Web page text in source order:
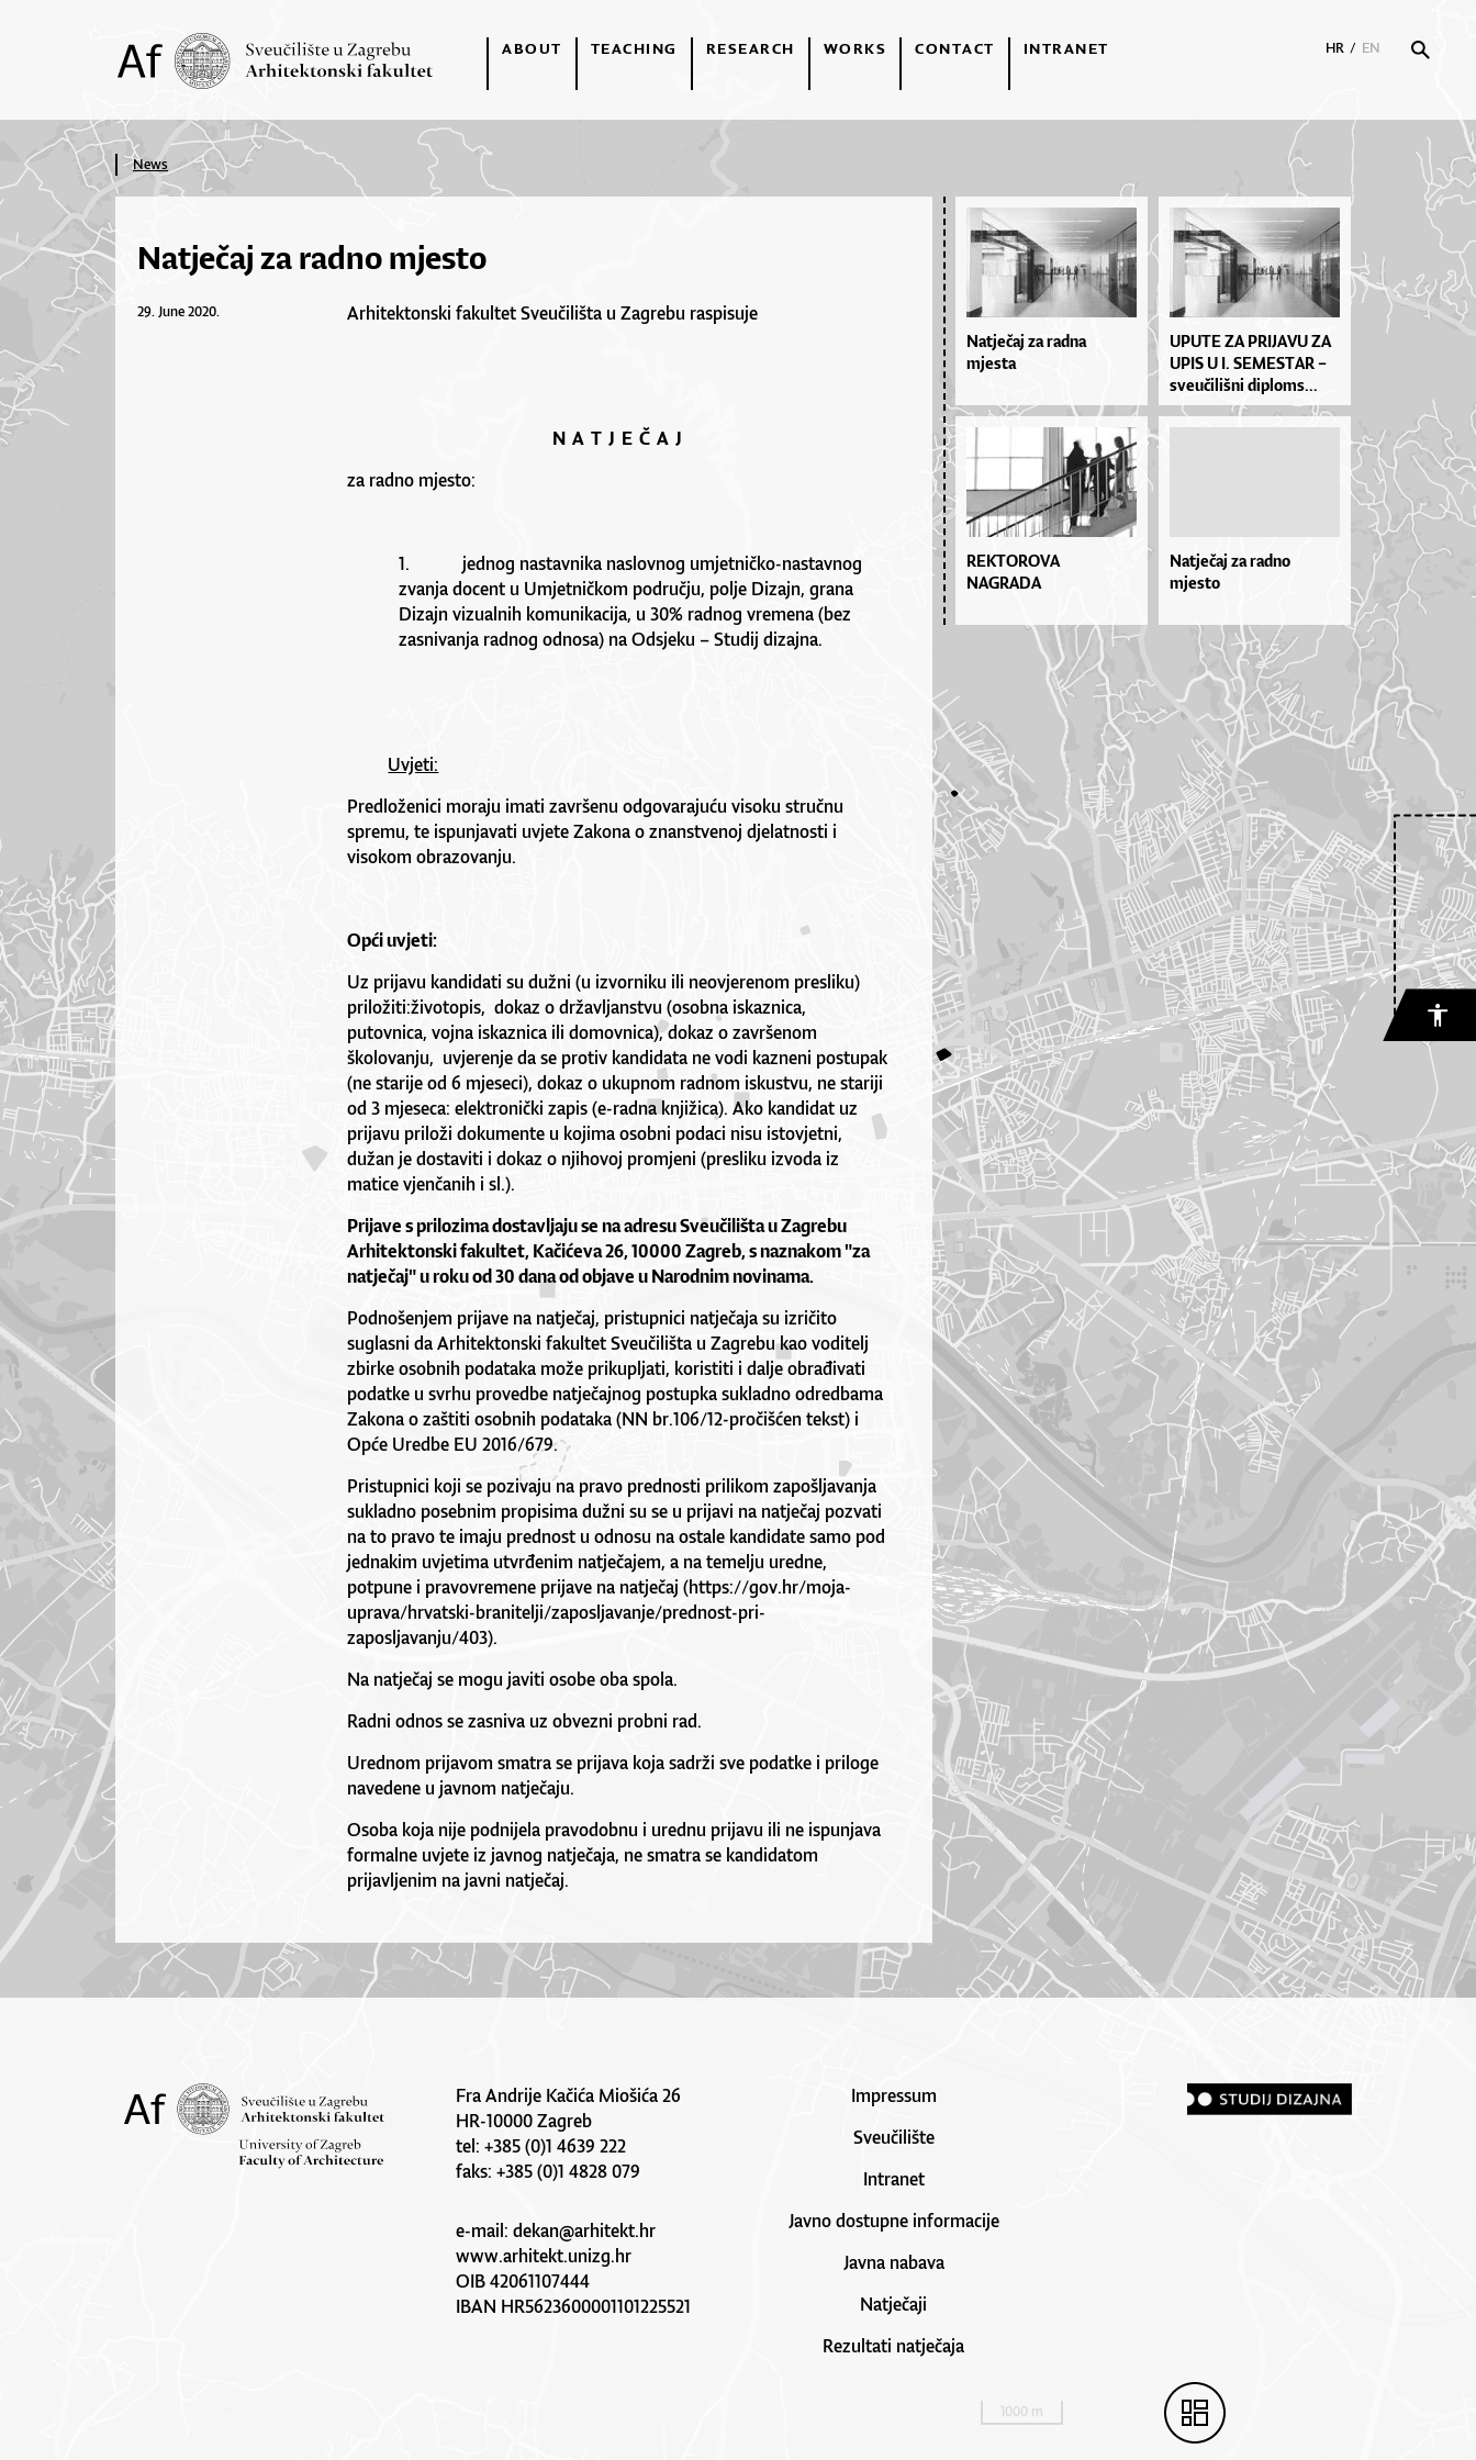
ABOUT TEACHING RESEARCH WORKS CONTACT INTRANET HR / EN
News
Natječaj za radno mjesto
29. June 2020. Arhitektonski fakultet Sveučilišta u Zagrebu raspisuje
N A T J E Č A J
za radno mjesto:
1. jednog nastavnika naslovnog umjetničko-nastavnog
zvanja docent u Umjetničkom području, polje Dizajn, grana
Dizajn vizualnih komunikacija, u 30% radnog vremena (bez
zasnivanja radnog odnosa) na Odsjeku – Studij dizajna.
Uvjeti:
Predloženici moraju imati završenu odgovarajuću visoku stručnu
spremu, te ispunjavati uvjete Zakona o znanstvenoj djelatnosti i
visokom obrazovanju.
Opći uvjeti:
Uz prijavu kandidati su dužni (u izvorniku ili neovjerenom presliku)
priložiti:životopis, dokaz o državljanstvu (osobna iskaznica,
putovnica, vojna iskaznica ili domovnica), dokaz o završenom
školovanju, uvjerenje da se protiv kandidata ne vodi kazneni postupak
(ne starije od 6 mjeseci), dokaz o ukupnom radnom iskustvu, ne stariji
od 3 mjeseca: elektronički zapis (e-radna knjižica). Ako kandidat uz
prijavu priloži dokumente u kojima osobni podaci nisu istovjetni,
dužan je dostaviti i dokaz o njihovoj promjeni (presliku izvoda iz
matice vjenčanih i sl.).
Prijave s prilozima dostavljaju se na adresu Sveučilišta u Zagrebu
Arhitektonski fakultet, Kačićeva 26, 10000 Zagreb, s naznakom "za
natječaj" u roku od 30 dana od objave u Narodnim novinama.
Podnošenjem prijave na natječaj, pristupnici natječaja su izričito
suglasni da Arhitektonski fakultet Sveučilišta u Zagrebu kao voditelj
zbirke osobnih podataka može prikupljati, koristiti i dalje obrađivati
podatke u svrhu provedbe natječajnog postupka sukladno odredbama
Zakona o zaštiti osobnih podataka (NN br.106/12-pročišćen tekst) i
Opće Uredbe EU 2016/679.
Pristupnici koji se pozivaju na pravo prednosti prilikom zapošljavanja
sukladno posebnim propisima dužni su se u prijavi na natječaj pozvati
na to pravo te imaju prednost u odnosu na ostale kandidate samo pod
jednakim uvjetima utvrđenim natječajem, a na temelju uredne,
potpune i pravovremene prijave na natječaj (https://gov.hr/moja-
uprava/hrvatski-branitelji/zaposljavanje/prednost-pri-
zaposljavanju/403).
Na natječaj se mogu javiti osobe oba spola.
Radni odnos se zasniva uz obvezni probni rad.
Urednom prijavom smatra se prijava koja sadrži sve podatke i priloge
navedene u javnom natječaju.
Osoba koja nije podnijela pravodobnu i urednu prijavu ili ne ispunjava
formalne uvjete iz javnog natječaja, ne smatra se kandidatom
prijavljenim na javni natječaj.
Natječaj za radna
mjesta
UPU­TE ZA PRI­JA­VU ZA
UPIS U I. SE­MES­TAR –
sve­u­či­liš­ni di­plo­ms...
REKTOROVA
NAGRADA
Natječaj za radno
mjesto
Fra Andrije Kačića Miošića 26
HR-10000 Zagreb
tel: +385 (0)1 4639 222
faks: +385 (0)1 4828 079
e-mail:dekan@arhitekt.hr
www.arhitekt.unizg.hr
OIB 42061107444
IBAN HR5623600001101225521
Impressum
Sveučilište
Intranet
Javno dostupne informacije
Javna nabava
Natječaji
Rezultati natječaja
1000 m